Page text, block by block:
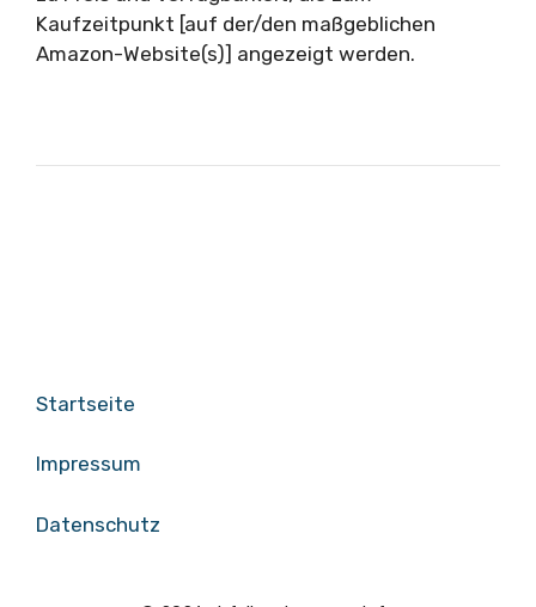
Kaufzeitpunkt [auf der/den maßgeblichen
Amazon-Website(s)] angezeigt werden.
Startseite
Impressum
Datenschutz